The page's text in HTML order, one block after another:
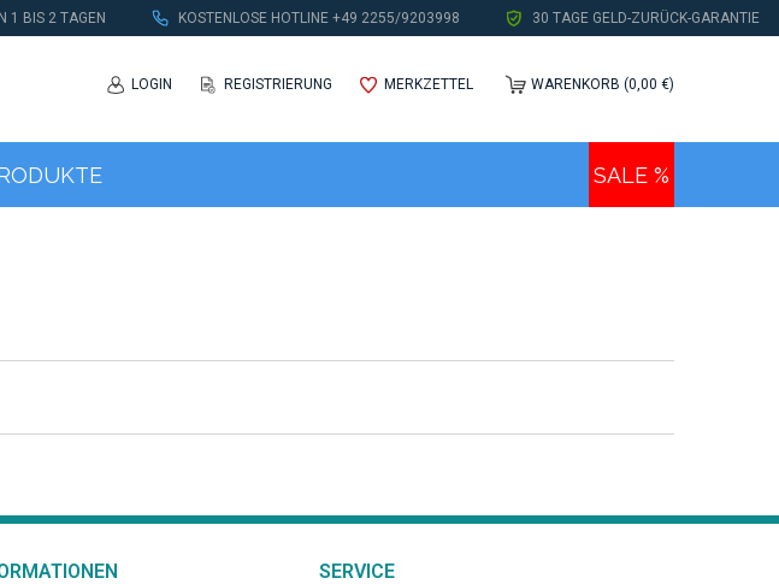
1 BIS 2 TAGEN KOSTENLOSE HOTLINE +49 2255/9203998 30 TAGE GELD-ZURÜCK-GARANTIE
LOGIN REGISTRIERUNG MERKZETTEL WARENKORB (0,00 €)
SALE %
SERVICE